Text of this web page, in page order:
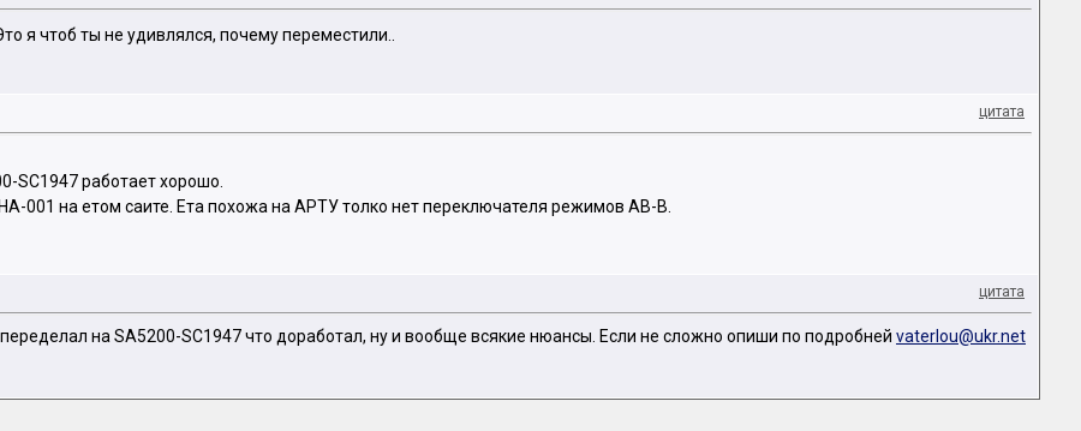
я чтоб ты не удивлялся, почему переместили..
цитата
SC1947 работает хорошо.
001 на етом саите. Ета похожа на APTУ толко нет переключателя режимов AB-B.
цитата
на SA5200-SC1947 что доработал, ну и вообще всякие нюансы. Если не сложно опиши по подробней vaterlou@ukr.net